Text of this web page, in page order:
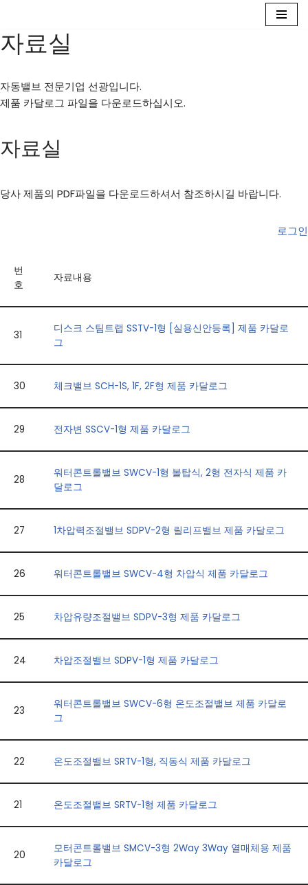
콘
텐
로
건
기
자료실
자동밸브 전문기업 선광입니다.
제품 카달로그 파일을 다운로드하십시오.
자료실
당사 제품의 PDF파일을 다운로드하셔서 참조하시길 바랍니다.
로그인
번
호
자료내용
31
디스크 스팀트랩 SSTV-1형 [실용신안등록] 제품 카달로
그
30 체크밸브 SCH-1S, 1F, 2F형 제품 카달로그
29 전자변 SSCV-1형 제품 카달로그
28
워터콘트롤밸브 SWCV-1형 볼탑식, 2형 전자식 제품 카
달로그
27 1차압력조절밸브 SDPV-2형 릴리프밸브 제품 카달로그
26 워터콘트롤밸브 SWCV-4형 차압식 제품 카달로그
25 차압유량조절밸브 SDPV-3형 제품 카달로그
24 차압조절밸브 SDPV-1형 제품 카달로그
23
워터콘트롤밸브 SWCV-6형 온도조절밸브 제품 카달로
그
22 온도조절밸브 SRTV-1형, 직동식 제품 카달로그
21 온도조절밸브 SRTV-1형 제품 카달로그
20
모터콘트롤밸브 SMCV-3형 2Way 3Way 열매체용 제품
카달로그